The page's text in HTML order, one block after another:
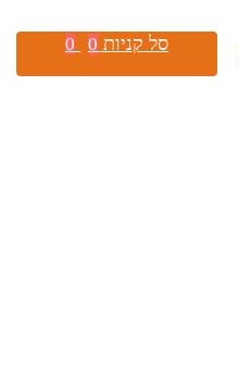
סל קניות 0
0